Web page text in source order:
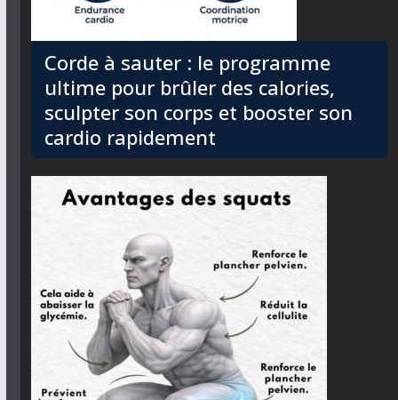
Corde à sauter : le programme
ultime pour brûler des calories,
sculpter son corps et booster son
cardio rapidement